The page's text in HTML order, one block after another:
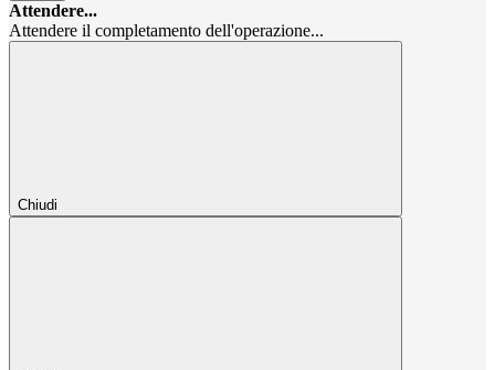
Attendere...
Attendere il completamento dell'operazione...
Chiudi